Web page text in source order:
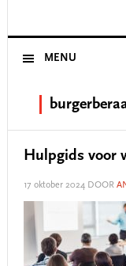
MENU
Hulpgids voor
17 oktober 2024DOOR